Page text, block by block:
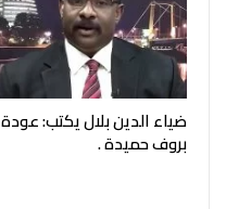
ضياء الدين بلال يكتب: عودة
بروف حميدة .